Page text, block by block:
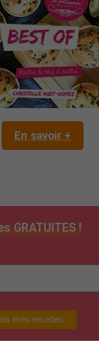
En savoir +
GRATUITES !